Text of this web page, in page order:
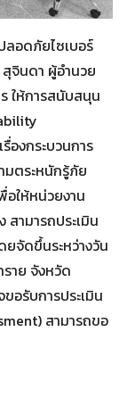
ลอดภัยไซเบอร์
จินดา ผู้อำนวย
ให้การสนับสนุน
องกระบวนการ
มตระหนักรู้ภัย
อให้หน่วยงาน
สามารถประเมิน
ยจัดขึ้นระหว่างวัน
าย จังหวัด
อรับการประเมิน
สามารถขอ